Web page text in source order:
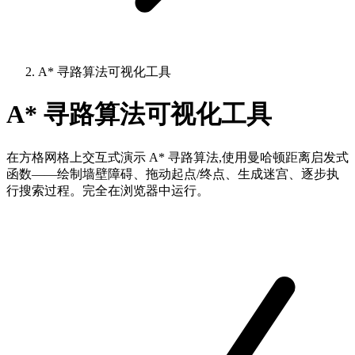
A* 寻路算法可视化工具
A* 寻路算法可视化工具
在方格网格上交互式演示 A* 寻路算法,使用曼哈顿距离启发式
函数——绘制墙壁障碍、拖动起点/终点、生成迷宫、逐步执
行搜索过程。完全在浏览器中运行。